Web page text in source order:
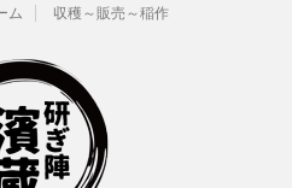
ム 収穫～販売～稲作